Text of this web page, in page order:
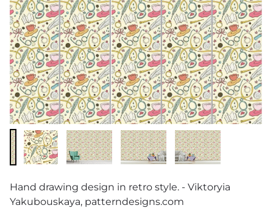
Hand drawing design in retro style. - Viktoryia
Yakubouskaya, patterndesigns.com